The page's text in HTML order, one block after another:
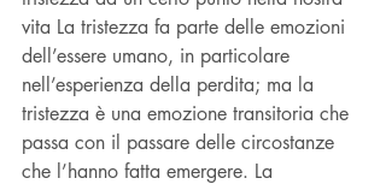
vita La tristezza fa parte delle emozioni
dell’essere umano, in particolare
nell’esperienza della perdita; ma la
tristezza è una emozione transitoria che
passa con il passare delle circostanze
che l’hanno fatta emergere. La